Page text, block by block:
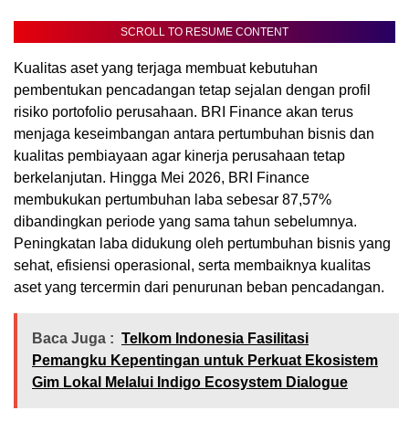
SCROLL TO RESUME CONTENT
Kualitas aset yang terjaga membuat kebutuhan
pembentukan pencadangan tetap sejalan dengan profil
risiko portofolio perusahaan. BRI Finance akan terus
menjaga keseimbangan antara pertumbuhan bisnis dan
kualitas pembiayaan agar kinerja perusahaan tetap
berkelanjutan. Hingga Mei 2026, BRI Finance
membukukan pertumbuhan laba sebesar 87,57%
dibandingkan periode yang sama tahun sebelumnya.
Peningkatan laba didukung oleh pertumbuhan bisnis yang
sehat, efisiensi operasional, serta membaiknya kualitas
aset yang tercermin dari penurunan beban pencadangan.
Baca Juga : Telkom Indonesia Fasilitasi
Pemangku Kepentingan untuk Perkuat Ekosistem
Gim Lokal Melalui Indigo Ecosystem Dialogue